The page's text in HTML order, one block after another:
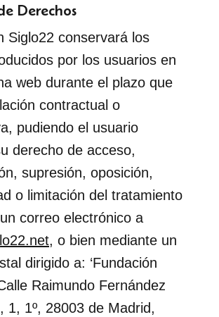
Derechos
Siglo22 conservará los
por los usuarios en
web durante el plazo que
contractual o
pudiendo el usuario
derecho de acceso,
supresión, oposición,
o limitación del tratamiento
correo electrónico a
, o bien mediante un
dirigido a: ‘Fundación
Raimundo Fernández
1, 1º, 28003 de Madrid,